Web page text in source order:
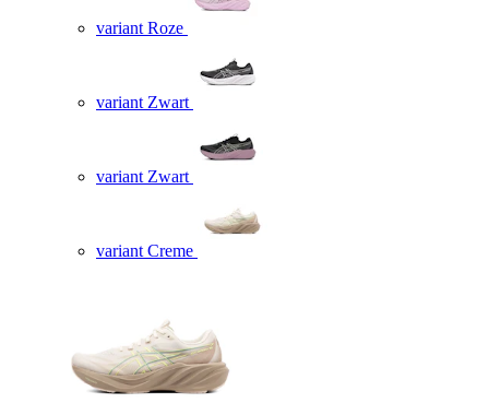
variant Roze
variant Zwart
variant Zwart
variant Creme